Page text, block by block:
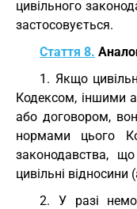
цивільного
застосовується.
Стаття 8.
1. Якщо
Кодексом, іншими
або договором,
нормами цього
законодавства,
цивільні відносини
2. У разі